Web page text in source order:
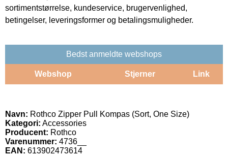
sortimentstørrelse, kundeservice, brugervenlighed,
betingelser, leveringsformer og betalingsmuligheder.
Bedst anmeldte webshops
Webshop Stjerner Link
Navn: Rothco Zipper Pull Kompas (Sort, One Size)
Kategori: Accessories
Producent: Rothco
Varenummer: 4736__
EAN: 613902473614